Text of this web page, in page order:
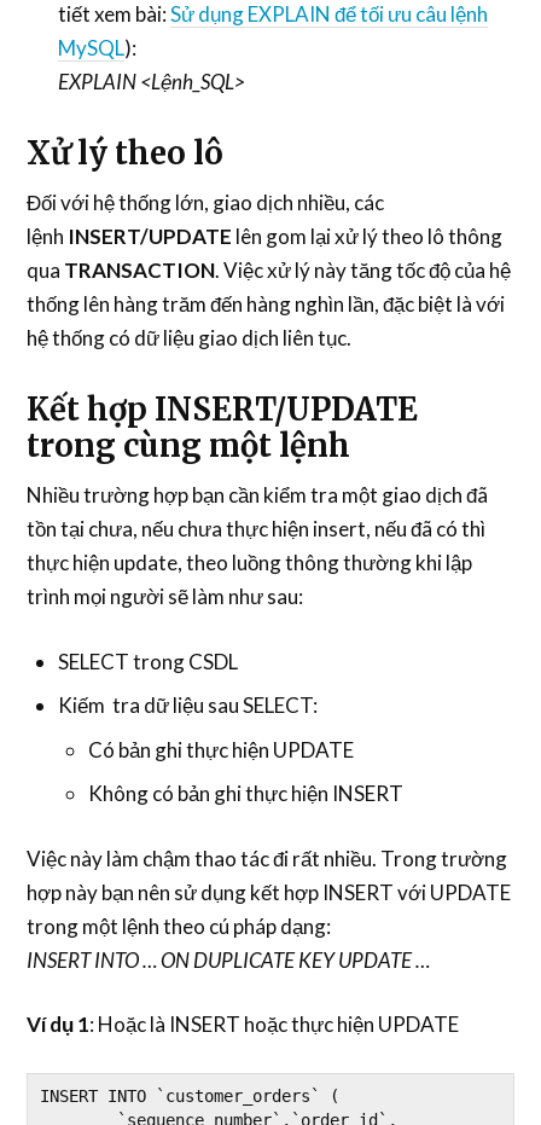
tiết xem bài:Sử dụng EXPLAIN để tối ưu câu lệnh
MySQL):
EXPLAIN <Lệnh_SQL>
Xử lý theo lô
Đối với hệ thống lớn, giao dịch nhiều, các
lệnh INSERT/UPDATE lên gom lại xử lý theo lô thông
qua TRANSACTION. Việc xử lý này tăng tốc độ của hệ
thống lên hàng trăm đến hàng nghìn lần, đặc biệt là với
hệ thống có dữ liệu giao dịch liên tục.
Kết hợp INSERT/UPDATE
trong cùng một lệnh
Nhiều trường hợp bạn cần kiểm tra một giao dịch đã
tồn tại chưa, nếu chưa thực hiện insert, nếu đã có thì
thực hiện update, theo luồng thông thường khi lập
trình mọi người sẽ làm như sau:
SELECT trong CSDL
Kiếm tra dữ liệu sau SELECT:
Có bản ghi thực hiện UPDATE
Không có bản ghi thực hiện INSERT
Việc này làm chậm thao tác đi rất nhiều. Trong trường
hợp này bạn nên sử dụng kết hợp INSERT với UPDATE
trong một lệnh theo cú pháp dạng:
INSERT INTO … ON DUPLICATE KEY UPDATE …
Ví dụ 1: Hoặc là INSERT hoặc thực hiện UPDATE
INSERT INTO `customer_orders` (